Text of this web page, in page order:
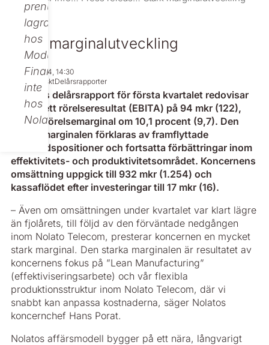
prenumeration
lagras
hos
Modular
Finance,
inte
hos
Nolato.
Stark marginalutveckling
Apr 28, 2014, 14:30
RegulatorisktDelårsrapporter
I dagens delårsrapport för första kvartalet redovisar
Nolato ett rörelseresultat (EBITA) på 94 mkr (122),
och en rörelsemarginal om 10,1 procent (9,7). Den
starka marginalen förklaras av framflyttade
marknadspositioner och fortsatta förbättringar inom
effektivitets- och produktivitetsområdet. Koncernens
omsättning uppgick till 932 mkr (1.254) och
kassaflödet efter investeringar till 17 mkr (16).
– Även om omsättningen under kvartalet var klart lägre
än fjolårets, till följd av den förväntade nedgången
inom Nolato Telecom, presterar koncernen en mycket
stark marginal. Den starka marginalen är resultatet av
koncernens fokus på ”Lean Manufacturing”
(effektiviseringsarbete) och vår flexibla
produktionsstruktur inom Nolato Telecom, där vi
snabbt kan anpassa kostnaderna, säger Nolatos
koncernchef Hans Porat.
Nolatos affärsmodell bygger på ett nära, långvarigt